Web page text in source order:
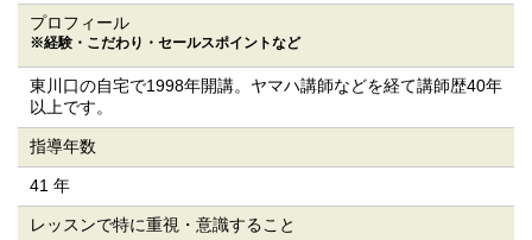
プロフィール
※経験・こだわり・ セールスポイントなど
東川口の自宅で1998年開講。ヤマハ講師などを経て講師歴40年
以上です。
指導年数
41 年
レッスンで特に重視・意識すること